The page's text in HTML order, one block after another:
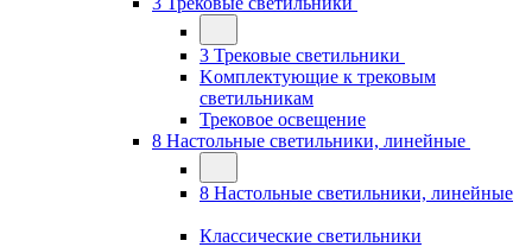
3 Трековые светильники
Kомплектующие к трековым
светильникам
Трековое освещение
8 Настольные светильники, линейные
8 Настольные светильники, линейные
Классические светильники